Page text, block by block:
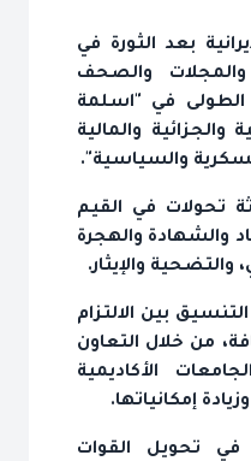
بعد الثورة في
والصحف
الطولى في "اسلمة
والجزائية والمالية
والسياسية".
تحولات في القيم
والشهادة والهجرة
والإيثار.
بين الالتزام
من خلال التعاون
الأكاديمية
إمكانياتها.
في تحويل القوات